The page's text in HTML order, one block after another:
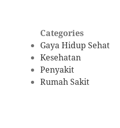
Categories
Gaya Hidup Sehat
Kesehatan
Penyakit
Rumah Sakit